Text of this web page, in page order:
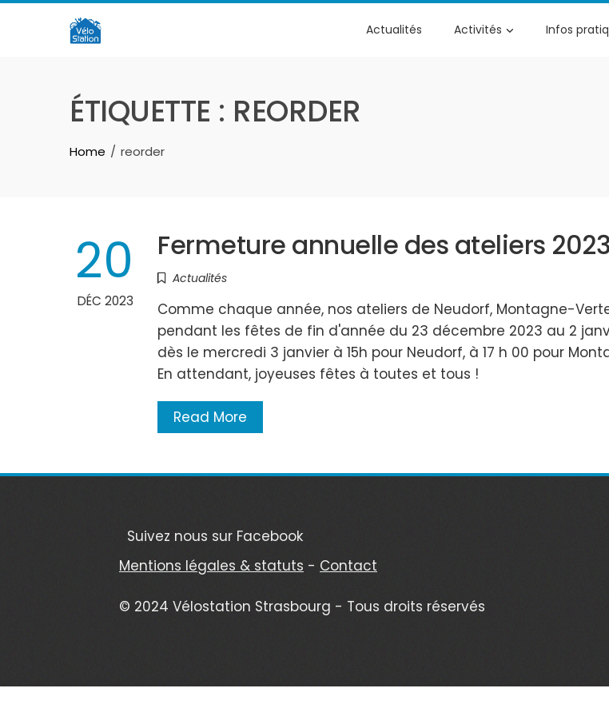
Skip
Actualités Activités Infos
ÉTIQUETTE : REORDER
Home reorder
20
DÉC 2023
Fermeture annuelle des ateliers
Actualités
Comme chaque année, nos ateliers de Neudorf, Montagne-
pendant les fêtes de fin d'année du 23 décembre 2023 au 2
dès le mercredi 3 janvier à 15h pour Neudorf, à 17 h 00 pour
En attendant, joyeuses fêtes à toutes et tous !
Read More
Suivez nous sur Facebook
Mentions légales & statuts - Contact
© 2024 Vélostation Strasbourg - Tous droits réservés